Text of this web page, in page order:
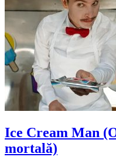
Ice Cream Man
mortală)